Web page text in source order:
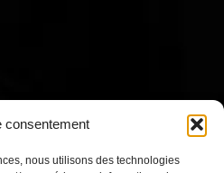
consentement
nous utilisons des technologies